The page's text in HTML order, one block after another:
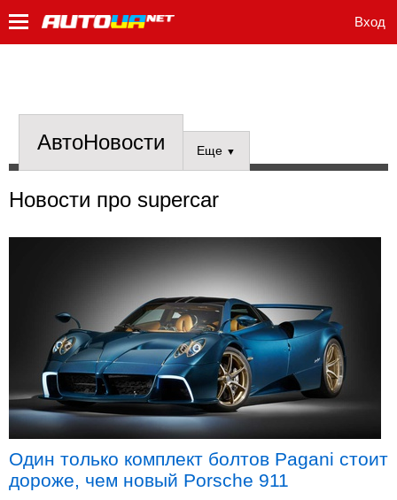
Вход
АвтоНовости Еще ▼
Новости про supercar
Один только комплект болтов Pagani стоит
дороже, чем новый Porsche 911